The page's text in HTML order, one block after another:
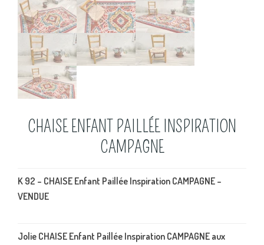
CHAISE ENFANT PAILLÉE INSPIRATION
CAMPAGNE
K 92 – CHAISE Enfant Paillée Inspiration CAMPAGNE –
VENDUE
Jolie CHAISE Enfant Paillée Inspiration CAMPAGNE aux